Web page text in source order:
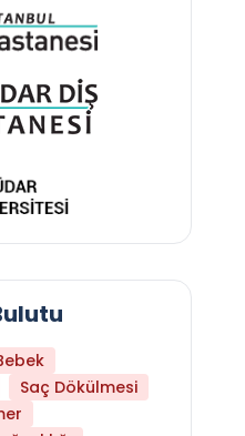
Saç Dökülmesi